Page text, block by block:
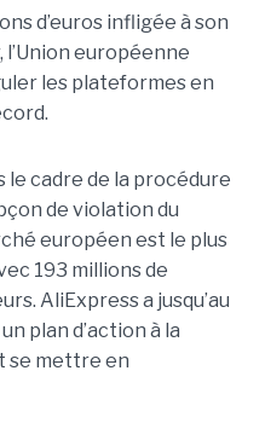
d’euros infligée à son
l’Union européenne
les plateformes en
le cadre de la procédure
de violation du
européen est le plus
193 millions de
AliExpress a jusqu’au
plan d’action à la
se mettre en